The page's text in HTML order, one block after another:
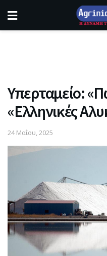
Υπερταμείο:
«Ελληνικές
24 Μαΐου, 2025